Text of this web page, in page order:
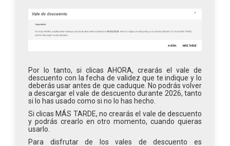
Por lo tanto, si clicas AHORA, crearás el vale de
descuento con la fecha de validez que te indique y lo
deberás usar antes de que caduque. No podrás volver
a descargar el vale de descuento durante 2026, tanto
si lo has usado como si no lo has hecho.
Si clicas MÁS TARDE, no crearás el vale de descuento
y podrás crearlo en otro momento, cuando quieras
usarlo.
Para disfrutar de los vales de descuento es